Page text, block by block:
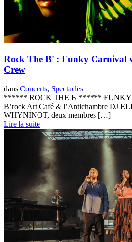
Rock The B' : Funky Carnival
Crew
dans Concerts, Spectacles
****** ROCK THE B ****** FUNKY
B’rock Art Café & l’Antichambre DJ
WHYNINOT, deux membres […]
Lire la suite